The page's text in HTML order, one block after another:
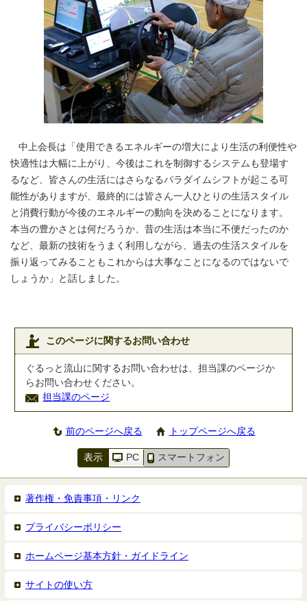
中上会長は「使用できるエネルギーの増大により生活の利便性や
快適性は大幅に上がり、今後はこれを制御するシステムも登場す
るなど、皆さんの生活にはさらなるパラダイムシフトが起こる可
能性がありますが、最終的には皆さん一人ひとりの生活スタイル
と消費行動が今後のエネルギーの動向を決めることになります。
本当の豊かさとは何だろうか、昔の生活は本当に不便だったのか
など、最新の技術をうまく利用しながら、過去の生活スタイルを
振り返ってみることもこれからは大事なことになるのではないで
しょうか」と話しました。
このページに関するお問い合わせ
ぐるっと流山に関するお問い合わせは、担当課のページか
らお問い合わせください。
担当課のページ
前のページへ戻る トップページへ戻る
表示 PC スマートフォン
著作権・免責事項・リンク
プライバシーポリシー
ホームページ基本方針・ガイドライン
サイトの使い方